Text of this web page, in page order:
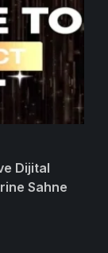
Dijital
Sahne